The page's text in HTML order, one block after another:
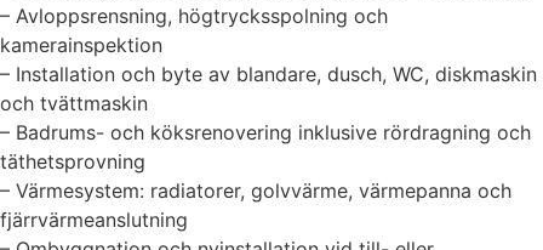
– Avloppsrensning, högtrycksspolning och
kamerainspektion
– Installation och byte av blandare, dusch, WC, diskmaskin
och tvättmaskin
– Badrums- och köksrenovering inklusive rördragning och
täthetsprovning
– Värmesystem: radiatorer, golvvärme, värmepanna och
fjärrvärmeanslutning